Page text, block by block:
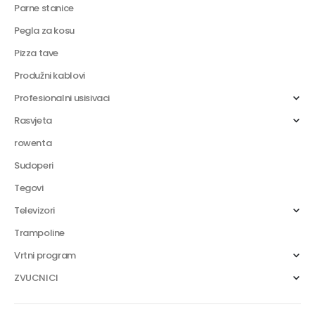
Parne stanice
Pegla za kosu
Pizza tave
Produžni kablovi
Profesionalni usisivaci
Rasvjeta
rowenta
Sudoperi
Tegovi
Televizori
Trampoline
Vrtni program
ZVUCNICI